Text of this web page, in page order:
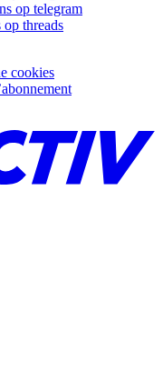
op telegram
threads
cookies